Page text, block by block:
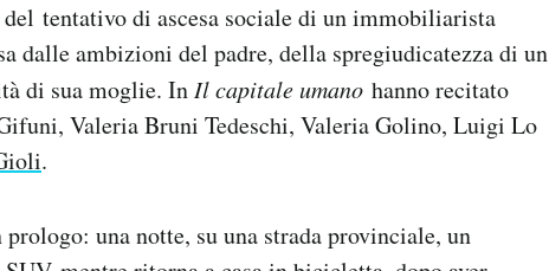
tentativo di ascesa sociale di un immobiliarista
dalle ambizioni del padre, della spregiudicatezza di un
di sua moglie. In Il capitale umano hanno recitato
Valeria Bruni Tedeschi, Valeria Golino, Luigi Lo
.
una notte, su una strada provinciale, un